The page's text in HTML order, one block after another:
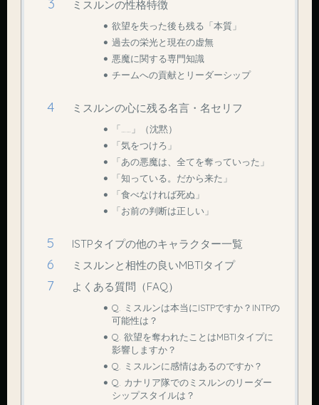
ミスルンの性格特徴
欲望を失った後も残る「本質」
過去の栄光と現在の虚無
悪魔に関する専門知識
チームへの貢献とリーダーシップ
ミスルンの心に残る名言・名セリフ
「……」（沈黙）
「気をつけろ」
「あの悪魔は、全てを奪っていった」
「知っている。だから来た」
「食べなければ死ぬ」
「お前の判断は正しい」
ISTPタイプの他のキャラクター一覧
ミスルンと相性の良いMBTIタイプ
よくある質問（FAQ）
Q. ミスルンは本当にISTPですか？INTPの
可能性は？
Q. 欲望を奪われたことはMBTIタイプに
影響しますか？
Q. ミスルンに感情はあるのですか？
Q. カナリア隊でのミスルンのリーダー
シップスタイルは？